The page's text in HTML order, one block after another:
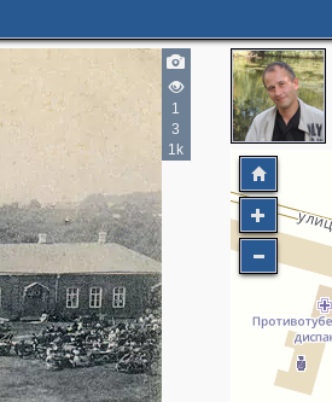
1
3
1k